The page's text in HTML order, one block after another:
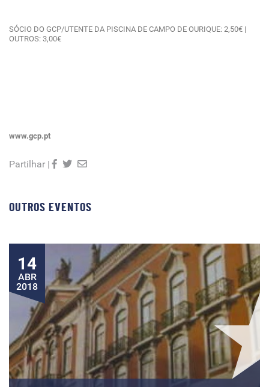
SÓCIO DO GCP/UTENTE DA PISCINA DE CAMPO DE OURIQUE: 2,50€ |
OUTROS: 3,00€
www.gcp.pt
Partilhar |
OUTROS EVENTOS
14
ABR
2018